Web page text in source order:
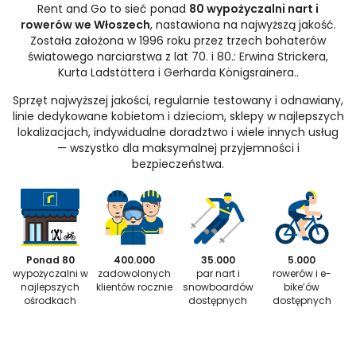
Rent and Go to sieć ponad 80 wypożyczalni nart i
rowerów we Włoszech, nastawiona na najwyższą jakość.
Została założona w 1996 roku przez trzech bohaterów
światowego narciarstwa z lat 70. i 80.: Erwina Strickera,
Kurta Ladstättera i Gerharda Königsrainera..
Sprzęt najwyższej jakości, regularnie testowany i odnawiany,
linie dedykowane kobietom i dzieciom, sklepy w najlepszych
lokalizacjach, indywidualne doradztwo i wiele innych usług
— wszystko dla maksymalnej przyjemności i
bezpieczeństwa.
Ponad 80
wypożyczalni w
najlepszych
ośrodkach
400.000
zadowolonych
klientów rocznie
35.000
par nart i
snowboardów
dostępnych
5.000
rowerów i e-
bike’ów
dostępnych